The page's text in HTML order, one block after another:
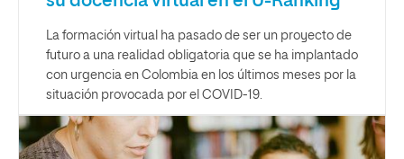
La formación virtual ha pasado de ser un proyecto de
futuro a una realidad obligatoria que se ha implantado
con urgencia en Colombia en los últimos meses por la
situación provocada por el COVID-19.